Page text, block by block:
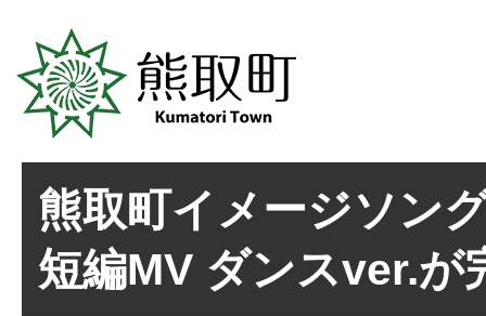
熊取町イメージソン
短編MV ダンスver.が